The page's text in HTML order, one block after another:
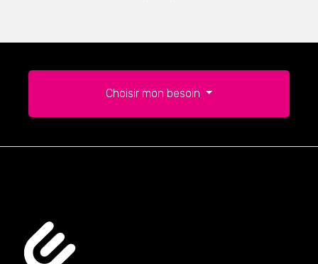
Choisir mon besoin